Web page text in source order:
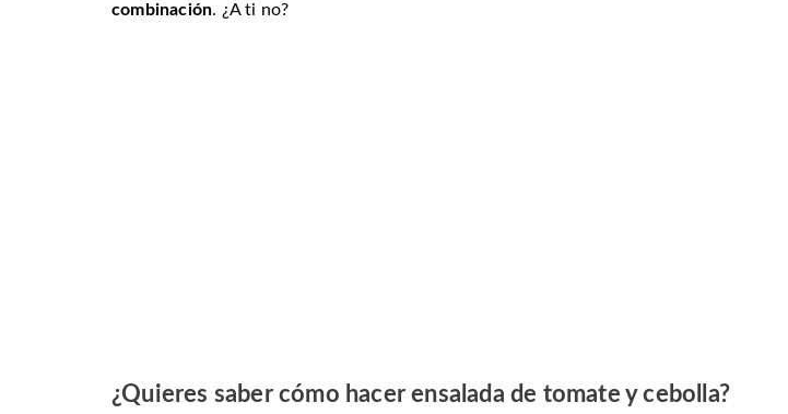
combinación. ¿A ti no?
¿Quieres saber cómo hacer ensalada de tomate y cebolla?